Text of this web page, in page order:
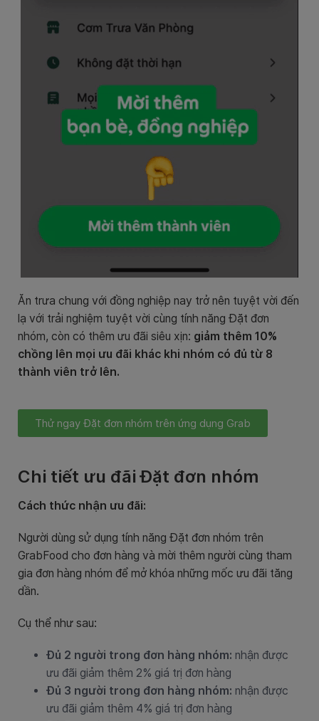
Ăn trưa chung với đồng nghiệp nay trở nên tuyệt vời đến
lạ với trải nghiệm tuyệt vời cùng tính năng Đặt đơn
nhóm, còn có thêm ưu đãi siêu xịn: giảm thêm 10%
chồng lên mọi ưu đãi khác khi nhóm có đủ từ 8
thành viên trở lên.
Thử ngay Đặt đơn nhóm trên ứng dụng Grab
Chi tiết ưu đãi Đặt đơn nhóm
Cách thức nhận ưu đãi:
Người dùng sử dụng tính năng Đặt đơn nhóm trên
GrabFood cho đơn hàng và mời thêm người cùng tham
gia đơn hàng nhóm để mở khóa những mốc ưu đãi tăng
dần.
Cụ thể như sau:
Đủ 2 người trong đơn hàng nhóm: nhận được
ưu đãi giảm thêm 2% giá trị đơn hàng
Đủ 3 người trong đơn hàng nhóm: nhận được
ưu đãi giảm thêm 4% giá trị đơn hàng